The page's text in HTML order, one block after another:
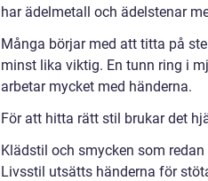
har ädelmetall och ädelstenar
Många börjar med att titta på
minst lika viktig. En tunn ring i
arbetar mycket med händerna.
För att hitta rätt stil brukar det
Klädstil och smycken som
Livsstil utsätts händerna för